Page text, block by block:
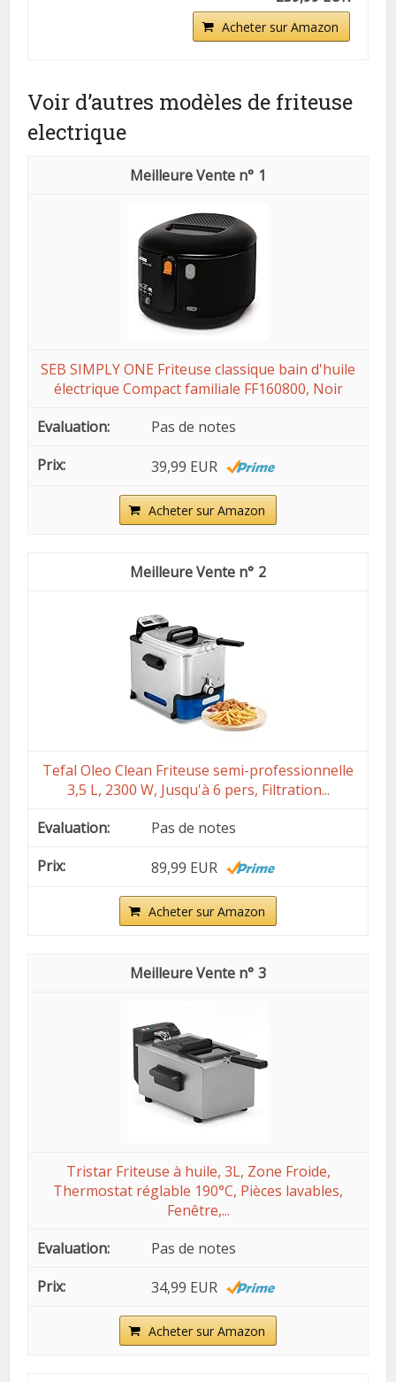
Acheter sur Amazon
Voir d’autres modèles de friteuse
electrique
1
SEB SIMPLY ONE Friteuse classique bain d'huile
électrique Compact familiale FF160800, Noir
Pas de notes
39,99 EUR
Acheter sur Amazon
2
Tefal Oleo Clean Friteuse semi-professionnelle
3,5 L, 2300 W, Jusqu'à 6 pers, Filtration...
Pas de notes
89,99 EUR
Acheter sur Amazon
3
Tristar Friteuse à huile, 3L, Zone Froide,
Thermostat réglable 190°C, Pièces lavables,
Fenêtre,...
Pas de notes
34,99 EUR
Acheter sur Amazon